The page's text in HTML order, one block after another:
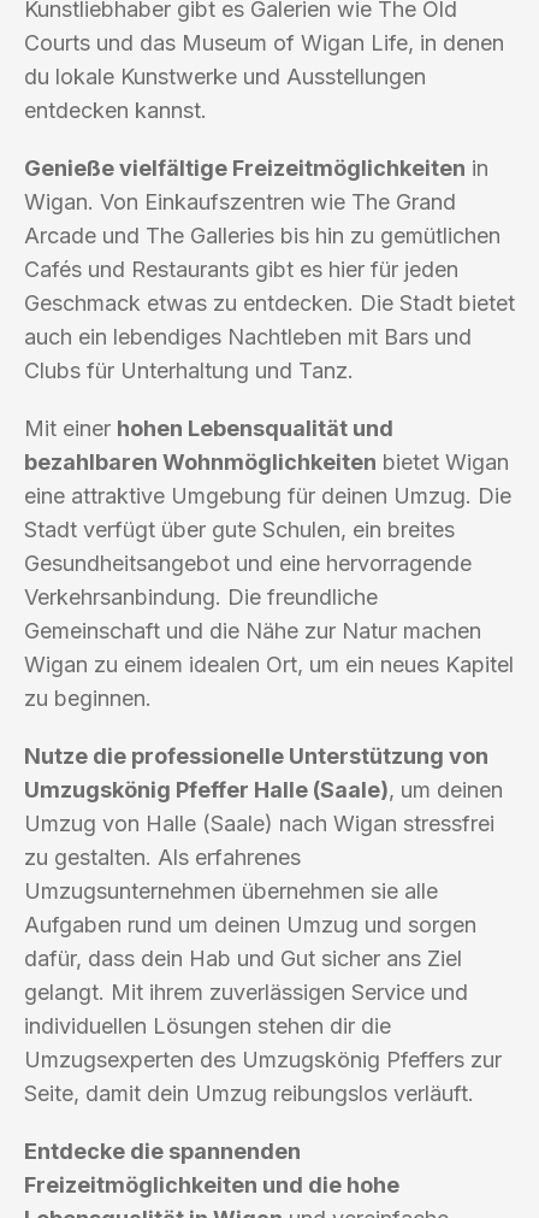
Kunstliebhaber gibt es Galerien wie The Old
Courts und das Museum of Wigan Life, in denen
du lokale Kunstwerke und Ausstellungen
entdecken kannst.
Genieße vielfältige Freizeitmöglichkeiten in
Wigan. Von Einkaufszentren wie The Grand
Arcade und The Galleries bis hin zu gemütlichen
Cafés und Restaurants gibt es hier für jeden
Geschmack etwas zu entdecken. Die Stadt bietet
auch ein lebendiges Nachtleben mit Bars und
Clubs für Unterhaltung und Tanz.
Mit einer hohen Lebensqualität und
bezahlbaren Wohnmöglichkeiten bietet Wigan
eine attraktive Umgebung für deinen Umzug. Die
Stadt verfügt über gute Schulen, ein breites
Gesundheitsangebot und eine hervorragende
Verkehrsanbindung. Die freundliche
Gemeinschaft und die Nähe zur Natur machen
Wigan zu einem idealen Ort, um ein neues Kapitel
zu beginnen.
Nutze die professionelle Unterstützung von
Umzugskönig Pfeffer Halle (Saale), um deinen
Umzug von Halle (Saale) nach Wigan stressfrei
zu gestalten. Als erfahrenes
Umzugsunternehmen übernehmen sie alle
Aufgaben rund um deinen Umzug und sorgen
dafür, dass dein Hab und Gut sicher ans Ziel
gelangt. Mit ihrem zuverlässigen Service und
individuellen Lösungen stehen dir die
Umzugsexperten des Umzugskönig Pfeffers zur
Seite, damit dein Umzug reibungslos verläuft.
Entdecke die spannenden
Freizeitmöglichkeiten und die hohe